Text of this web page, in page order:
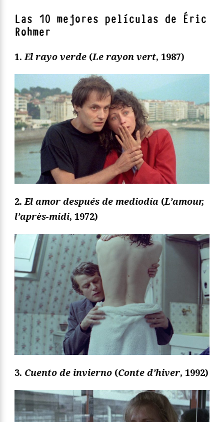
Las 10 mejores películas de Éric
Rohmer
1. El rayo verde (Le rayon vert, 1987)
2.El amor después de mediodía (L’amour,
l’après-midi, 1972)
3. Cuento de invierno (Conte d’hiver, 1992)